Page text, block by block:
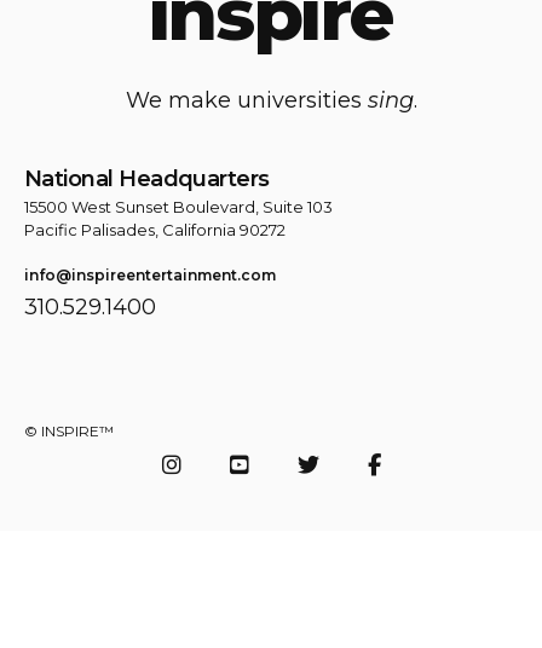
We make universities sing.
National Headquarters
15500 West Sunset Boulevard, Suite 103
Pacific Palisades, California 90272
info@inspireentertainment.com
310.529.1400
© INSPIRE™